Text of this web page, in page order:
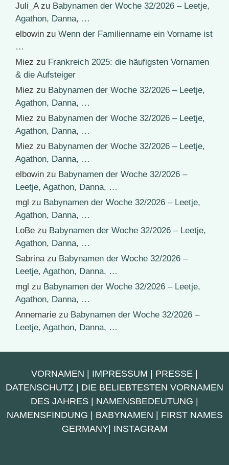
Juli_Azu Babynamen der Woche 32/2026 – Leetje,
Agathon, Danna, …
elbowin zu Wenn der Familienname ein Vorname ist
…
Miez zu Frankreich 2025: die häufigsten Vornamen
& die Aufsteiger
Miez zu Babynamen der Woche 32/2026 – Leetje,
Agathon, Danna, …
Miez zu Babynamen der Woche 32/2026 – Leetje,
Agathon, Danna, …
Miez zu Babynamen der Woche 32/2026 – Leetje,
Agathon, Danna, …
elbowin zu Babynamen der Woche 32/2026 –
Leetje, Agathon, Danna, …
mgl zu Babynamen der Woche 32/2026 – Leetje,
Agathon, Danna, …
LoBe zu Babynamen der Woche 32/2026 – Leetje,
Agathon, Danna, …
Sabrinazu Babynamen der Woche 32/2026 –
Leetje, Agathon, Danna, …
mgl zu Babynamen der Woche 32/2026 – Leetje,
Agathon, Danna, …
Annemarie zu Babynamen der Woche 32/2026 –
Leetje, Agathon, Danna, …
VORNAMEN | IMPRESSUM | PRESSE |
DATENSCHUTZ | DIE BELIEBTESTEN VORNAMEN
DES JAHRES | NAMENSBEDEUTUNG |
NAMENSFINDUNG | BABYNAMEN | FIRST NAMES
GERMANY| INSTAGRAM